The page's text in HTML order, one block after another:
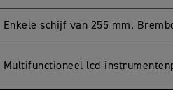
Enkele schijf van 255 mm.
Multifunctioneel lcd-